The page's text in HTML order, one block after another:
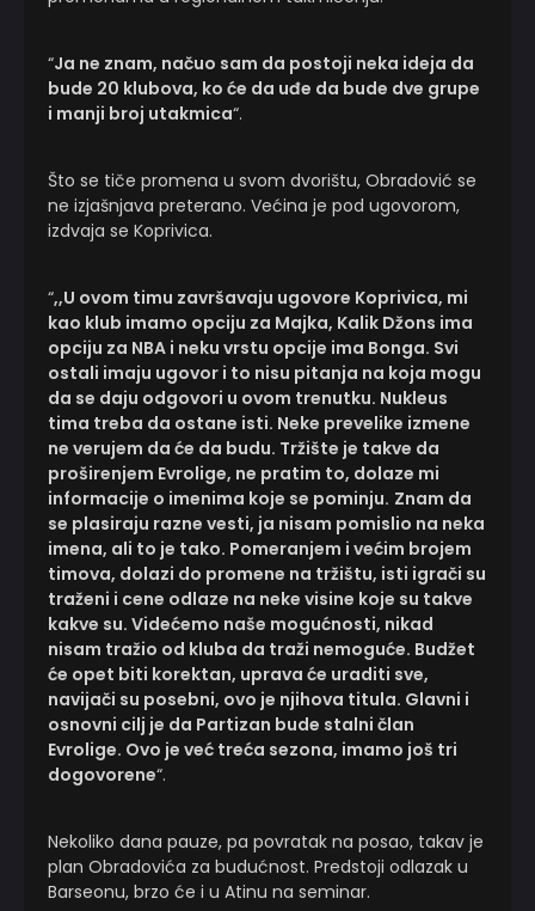
“Ja ne znam, načuo sam da postoji neka ideja da
bude 20 klubova, ko će da uđe da bude dve grupe
i manji broj utakmica“.
Što se tiče promena u svom dvorištu, Obradović se
ne izjašnjava preterano. Većina je pod ugovorom,
izdvaja se Koprivica.
“,,U ovom timu završavaju ugovore Koprivica, mi
kao klub imamo opciju za Majka, Kalik Džons ima
opciju za NBA i neku vrstu opcije ima Bonga. Svi
ostali imaju ugovor i to nisu pitanja na koja mogu
da se daju odgovori u ovom trenutku. Nukleus
tima treba da ostane isti. Neke prevelike izmene
ne verujem da će da budu. Tržište je takve da
proširenjem Evrolige, ne pratim to, dolaze mi
informacije o imenima koje se pominju. Znam da
se plasiraju razne vesti, ja nisam pomislio na neka
imena, ali to je tako. Pomeranjem i većim brojem
timova, dolazi do promene na tržištu, isti igrači su
traženi i cene odlaze na neke visine koje su takve
kakve su. Videćemo naše mogućnosti, nikad
nisam tražio od kluba da traži nemoguće. Budžet
će opet biti korektan, uprava će uraditi sve,
navijači su posebni, ovo je njihova titula. Glavni i
osnovni cilj je da Partizan bude stalni član
Evrolige. Ovo je već treća sezona, imamo još tri
dogovorene“.
Nekoliko dana pauze, pa povratak na posao, takav je
plan Obradovića za budućnost. Predstoji odlazak u
Barseonu, brzo će i u Atinu na seminar.